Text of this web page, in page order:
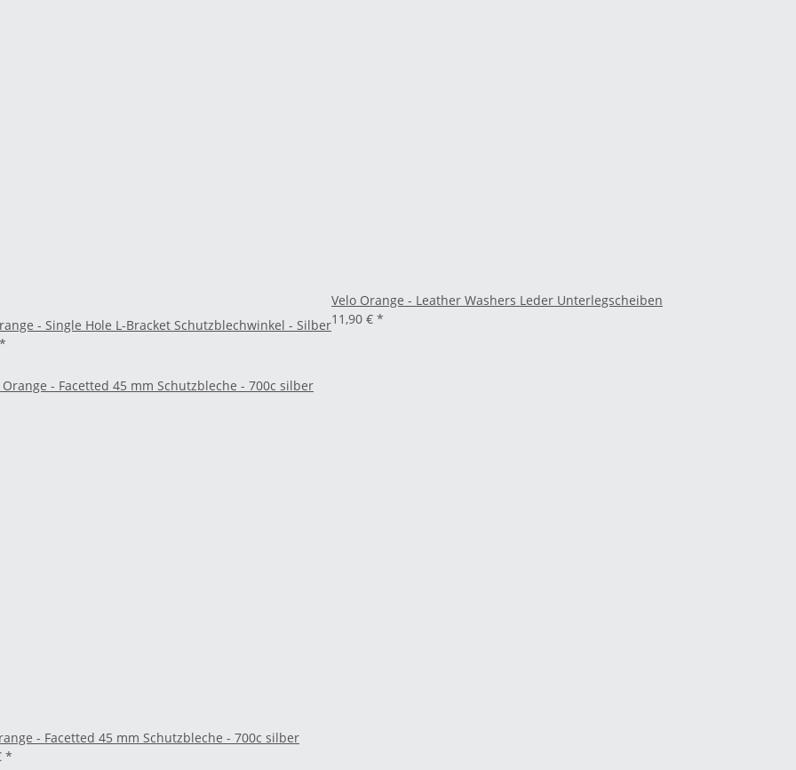
- Single Hole L-Bracket Schutzblechwinkel - Silber
*
Velo Orange - Leather Washers Leder Unterlegscheiben
11,90 € *
- Facetted 45 mm Schutzbleche - 700c silber
*